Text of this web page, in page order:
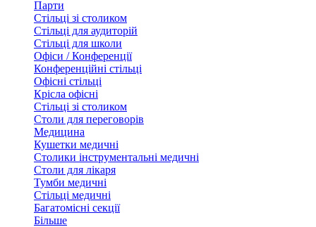
Парти
Стільці зі столиком
Стільці для аудиторій
Стільці для школи
Офіси / Конференції
Конференційні стільці
Офісні стільці
Крісла офісні
Стільці зі столиком
Столи для переговорів
Медицина
Кушетки медичні
Столики інструментальні медичні
Столи для лікаря
Тумби медичні
Стільці медичні
Багатомісні секції
Більше